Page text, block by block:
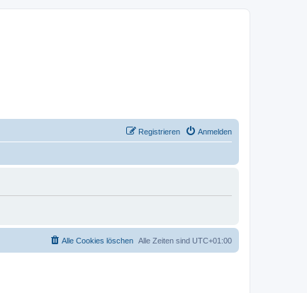
Anmelden
Registrieren
Alle Zeiten sind UTC+01:00
Alle Cookies löschen